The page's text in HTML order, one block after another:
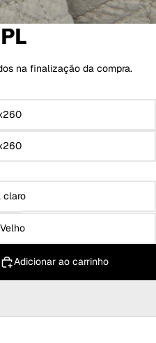
na finalização da compra.
claro
Adicionar ao carrinho